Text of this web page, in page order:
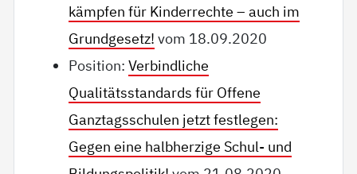
kämpfen für Kinderrechte – auch im
Grundgesetz! vom 18.09.2020
Position:Verbindliche
Qualitätsstandards für Offene
Ganztagsschulen jetzt festlegen:
Gegen eine halbherzige Schul- und